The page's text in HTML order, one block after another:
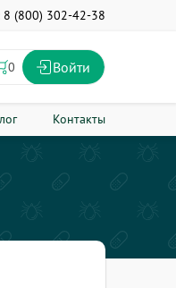
8 (800) 302-42-38
0 Войти
Контакты